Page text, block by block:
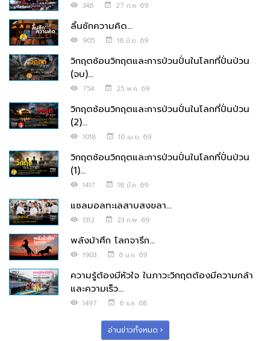
346 27 ก.ค. 69
ลิ้นชักความคิด...
905 18 มิ.ย. 69
วิกฤตซ้อนวิกฤตและการป่วนปั่นในโลกที่ปั่นป่วน
(จบ)...
754 25 พ.ค. 69
วิกฤตซ้อนวิกฤตและการป่วนปั่นในโลกที่ปั่นป่วน
(2)...
1018 10 เม.ย. 69
วิกฤตซ้อนวิกฤตและการป่วนปั่นในโลกที่ปั่นป่วน
(1)...
1417 18 มี.ค. 69
แซลมอลทะเลสาบสงขลา...
1312 23 ก.พ. 69
พลังม้าศึก โลกจารึก...
1903 6 ม.ค. 69
ความรู้ต้องมีหัวใจ ในภาวะวิกฤตต้องมีความกล้า
และความเร็ว...
1497 6 ธ.ค. 68
อ่านข่าวทั้งหมด